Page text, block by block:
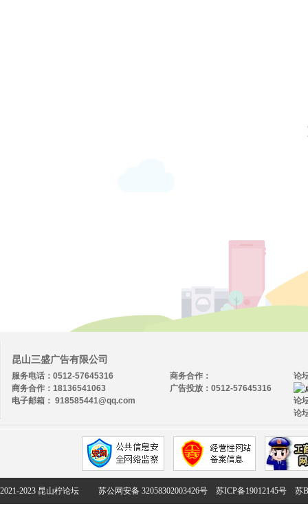
昆山三盛广告有限公司
服务电话：0512-57645316
商务合作：18136541063
电子邮箱： 918585441@qq.com
论
论
论
商务合作：
广告投放：0512-57645316
2021-2023 昆山柠论坛 苏公网安备 32058302003426号 苏ICP备19012145号 苏